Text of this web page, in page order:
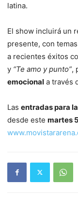
latina.
El show incluirá un
presente, con
a recientes éxitos
y “Te amo y punto”,
emocional a través
Las entradas para
desde este martes